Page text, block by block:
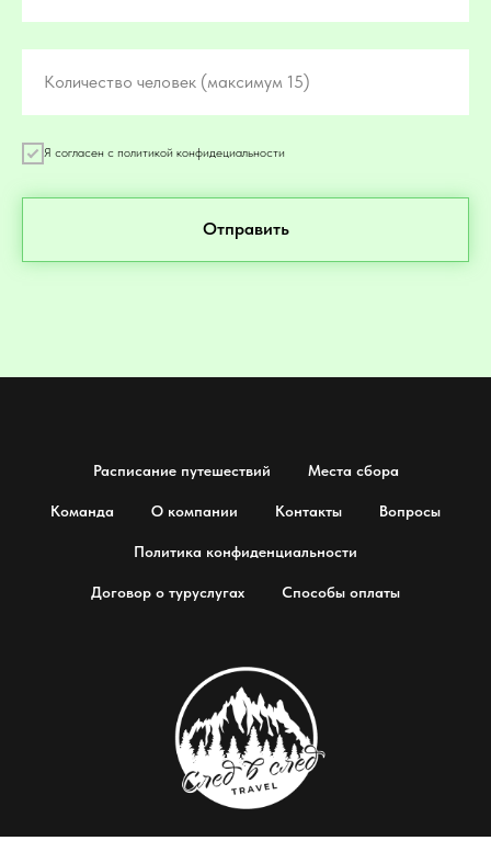
Количество человек (максимум 15)
Я согласен с политикой конфидециальности
Отправить
Расписание путешествий Места сбора
Команда О компании Контакты Вопросы
Политика конфиденциальности
Договор о туруслугах Способы оплаты